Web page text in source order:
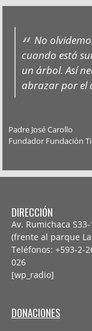
No
cuando está
un árbol. Así
abrazar por el
Padre José Carollo
Fundador Fundación
DIRECCIÓN
Av. Rumichaca
(frente al parque
Teléfonos: +593-2-
026
[wp_radio]
DONACIONES